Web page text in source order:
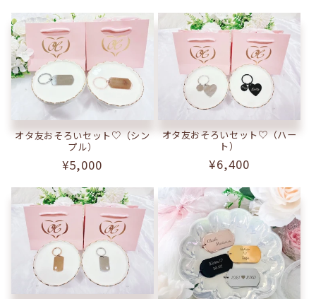
オタ友おそろいセット♡（シン
プル）
通
価
格
¥5,000
オタ友おそろいセット♡（ハー
ト）
通
価
格
¥6,400